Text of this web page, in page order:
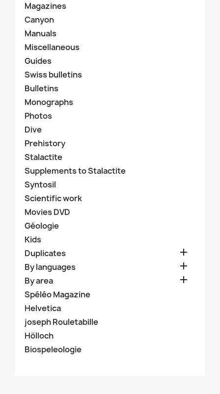
Magazines
Canyon
Manuals
Miscellaneous
Guides
Swiss bulletins
Bulletins
Monographs
Photos
Dive
Prehistory
Stalactite
Supplements to Stalactite
Syntosil
Scientific work
Movies DVD
Géologie
Kids
Duplicates

By languages 
By area 
Spéléo Magazine
Helvetica
joseph Rouletabille
Hölloch
Biospeleologie